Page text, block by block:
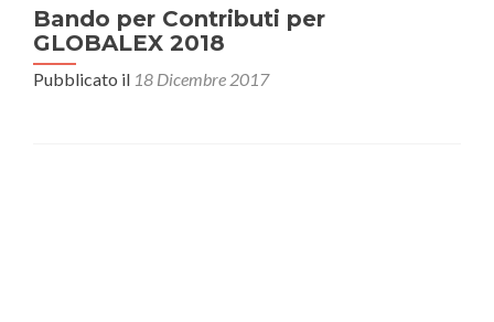
Bando per Contributi per
GLOBALEX 2018
Pubblicato il 18 Dicembre 2017